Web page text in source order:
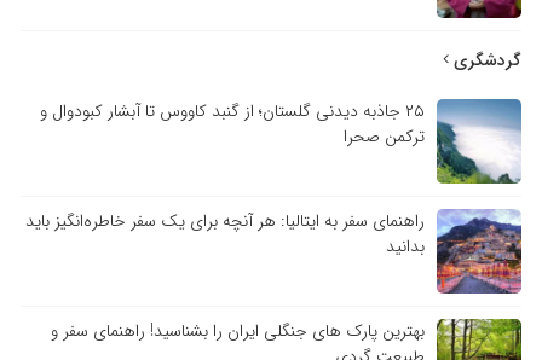
۲۵ جاذبه دیدنی گلستان؛ از گنبد کاووس تا آبشار کبودوال و
ترکمن صحرا
راهنمای سفر به ایتالیا: هر آنچه برای یک سفر خاطره‌انگیز باید
بدانید
بهترین پارک های جنگلی ایران را بشناسید! راهنمای سفر و